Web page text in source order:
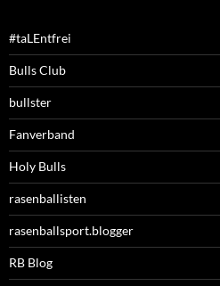
#taLEntfrei
Bulls Club
bullster
Fanverband
Holy Bulls
rasenballisten
rasenballsport.blogger
RB Blog